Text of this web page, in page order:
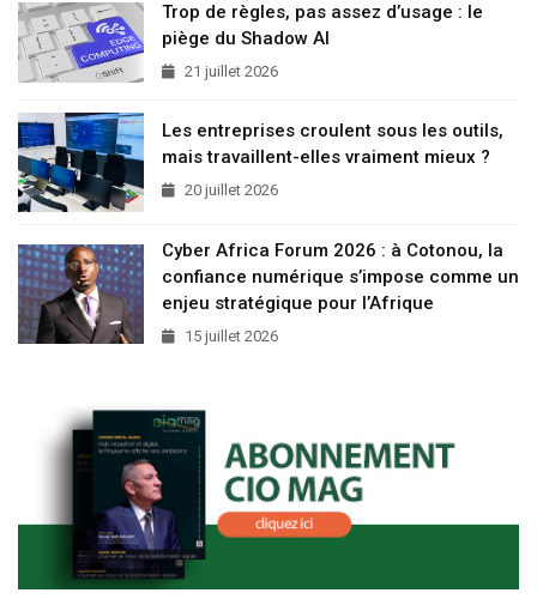
Trop de règles, pas assez d’usage : le
piège du Shadow AI
21 juillet 2026
Les entreprises croulent sous les outils,
mais travaillent-elles vraiment mieux ?
20 juillet 2026
Cyber Africa Forum 2026 : à Cotonou, la
confiance numérique s’impose comme un
enjeu stratégique pour l’Afrique
15 juillet 2026